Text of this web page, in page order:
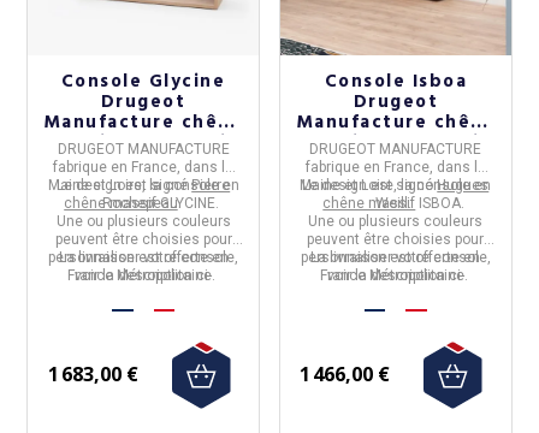
Console Glycine
Drugeot
Manufacture chêne
massif - 14 coloris
DRUGEOT MANUFACTURE
fabrique en France, dans le
Maine et Loire,laconsoleen
chêne massif GLYCINE
Le design est signéPierre
Rochepeau.
Une ou plusieurs couleurs
peuvent être choisies pour
personnaliser votre console,
voir la description ci-
La livraison est offerte en
France Métropolitaine.
1 683,00 €
Console Isboa
Drugeot
Manufacture chêne
massif - 14 coloris
DRUGEOT MANUFACTURE
fabrique en France, dans le
Maine et Loire ,laconsoleen
chêne massif ISBOA
Le design est signéHugues
Weill.
Une ou plusieurs couleurs
peuvent être choisies pour
personnaliser votre console,
voir la description ci-
La livraison est offerte en
France Métropolitaine.
1 466,00 €